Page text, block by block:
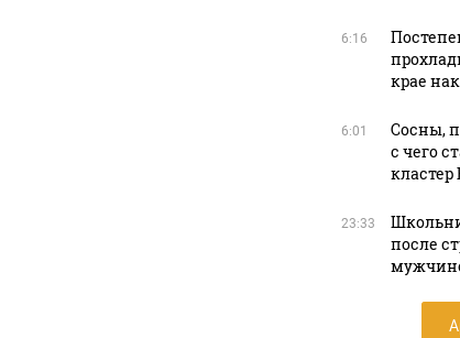
6:16
крае
6:01
Сосны,
с чего
кластер
23:33
после